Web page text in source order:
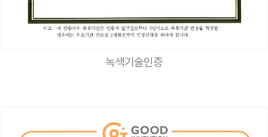
녹색기술인증